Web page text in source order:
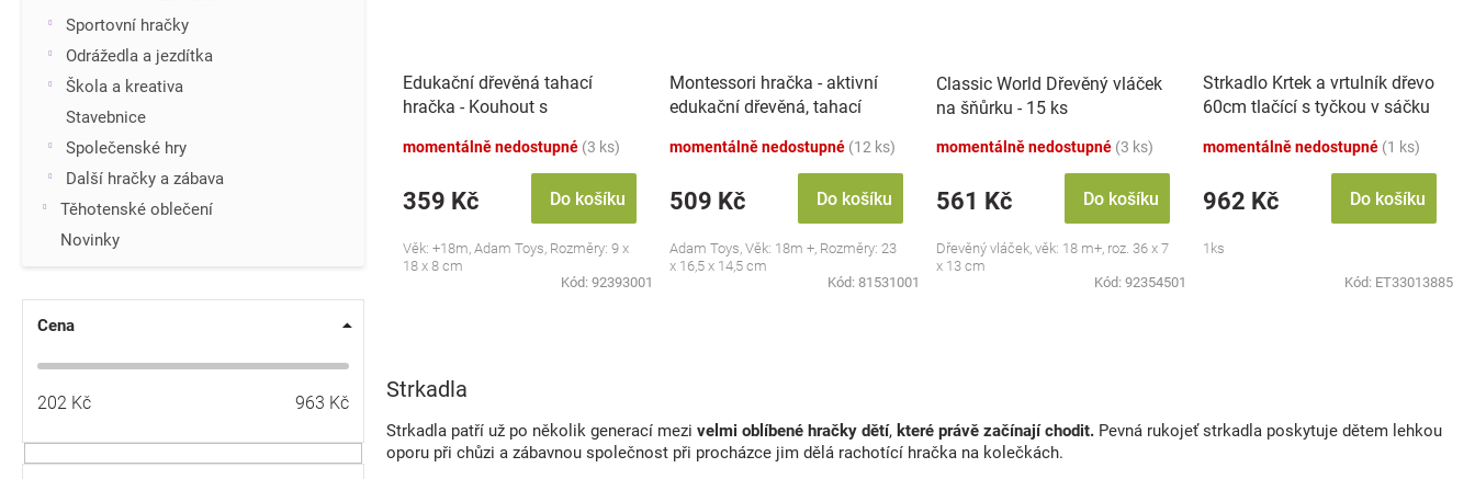
Sportovní hračky
Odrážedla a jezdítka
Škola a kreativa
Stavebnice
Společenské hry
Další hračky a zábava
Těhotenské oblečení
Novinky
Cena
202 Kč 963 Kč
Edukační dřevěná tahací
hračka - Kouhout s
momentálně nedostupné (3 ks)
359 Kč Do košíku
Věk: +18m, Adam Toys, Rozměry: 9 x
18 x 8 cm
Kód: 92393001
Montessori hračka - aktivní
edukační dřevěná, tahací
momentálně nedostupné (12 ks)
509 Kč Do košíku
Adam Toys, Věk: 18m +, Rozměry: 23
x 16,5 x 14,5 cm
Kód: 81531001
Classic World Dřevěný vláček
na šňůrku - 15 ks
momentálně nedostupné (3 ks)
561 Kč Do košíku
Dřevěný vláček, věk: 18 m+, roz. 36 x 7
x 13 cm
Kód: 92354501
Strkadlo Krtek a vrtulník dřevo
60cm tlačící s tyčkou v sáčku
momentálně nedostupné (1 ks)
962 Kč Do košíku
1ks
Kód: ET33013885
d
a
Strkadla
Strkadla patří už po několik generací mezi velmi oblíbené hračky dětí, které právě začínají chodit. Pevná rukojeť strkadla poskytuje dětem lehkou
oporu při chůzi a zábavnou společnost při procházce jim dělá rachotící hračka na kolečkách.